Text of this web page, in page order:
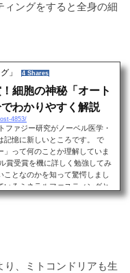
ングをすると全身の細
」 4 Shares
細胞の神秘「オート
わかりやすく解説
4853/
ファジー研究がノーベル医学・
記憶に新しいところです。 で
」って何のことか理解していま
賞受賞を機に詳しく勉強してみ
ことなのかを知って驚愕しまし
いるミネラルファスティングと
のです。 そこで今回は、このオ
り、ミトコンドリアも生